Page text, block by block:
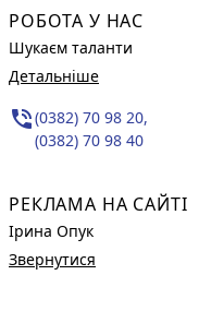
РОБОТА У НАС
Шукаєм таланти
Детальніше
phone_in_talk(0382) 70 98 20,
(0382) 70 98 40
РЕКЛАМА НА САЙТІ
Ірина Опук
Звернутися